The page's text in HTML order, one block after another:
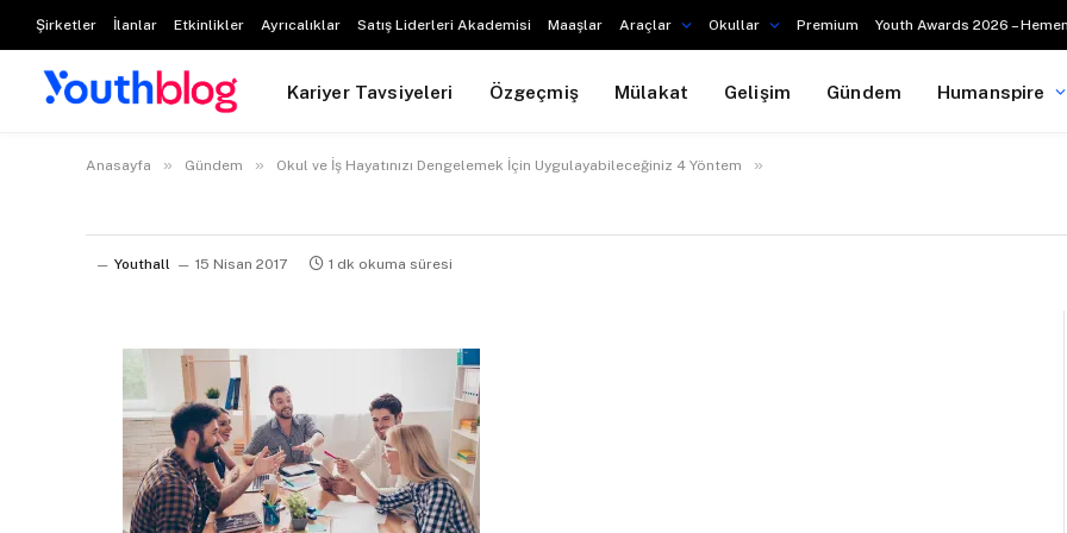
Şirketler İlanlar Etkinlikler Ayrıcalıklar Satış Liderleri Akademisi Maaşlar Araçlar Okullar Premium Youth Awards 2026 –
Kariyer Tavsiyeleri Özgeçmiş Mülakat Gelişim Gündem Humanspire
Anasayfa » Gündem » Okul ve İş Hayatınızı Dengelemek İçin Uygulayabileceğiniz 4 Yöntem »
Youthall 15 Nisan 2017 1 dk okuma süresi